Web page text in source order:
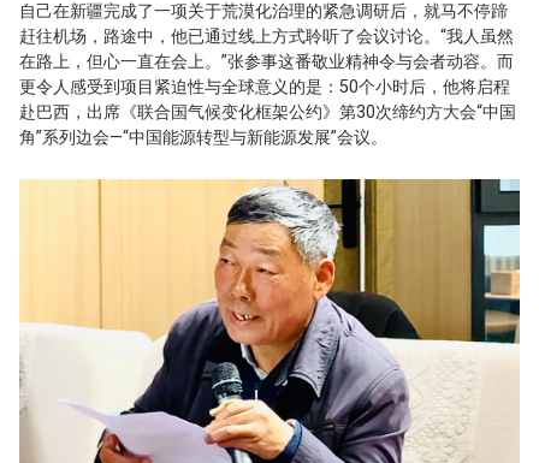
自己在新疆完成了一项关于荒漠化治理的紧急调研后，就马不停蹄
赶往机场，路途中，他已通过线上方式聆听了会议讨论。“我人虽然
在路上，但心一直在会上。”张参事这番敬业精神令与会者动容。而
更令人感受到项目紧迫性与全球意义的是：50个小时后，他将启程
赴巴西，出席《联合国气候变化框架公约》第30次缔约方大会“中国
角”系列边会—“中国能源转型与新能源发展”会议。